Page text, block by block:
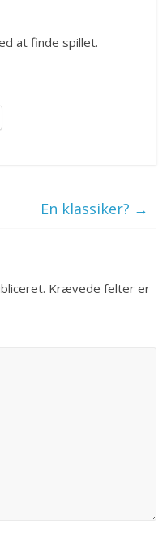
at finde spillet.
En klassiker? →
Krævede felter er